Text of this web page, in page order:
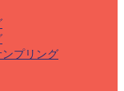
プリング